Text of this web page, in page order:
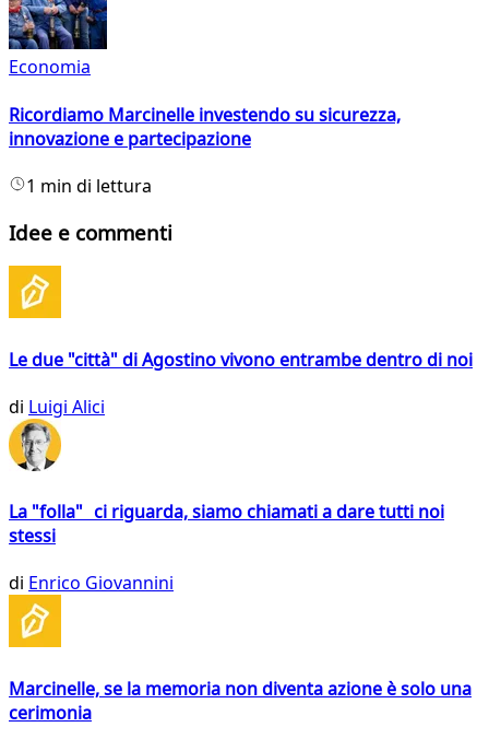
Economia
Ricordiamo Marcinelle investendo su sicurezza,
innovazione e partecipazione
1 min di lettura
Idee e commenti
Le due "città" di Agostino vivono entrambe dentro di noi
di Luigi Alici
La "folla" ci riguarda, siamo chiamati a dare tutti noi
stessi
di Enrico Giovannini
Marcinelle, se la memoria non diventa azione è solo una
cerimonia